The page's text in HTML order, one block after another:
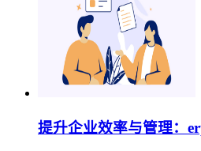
提升企业效率与管理：